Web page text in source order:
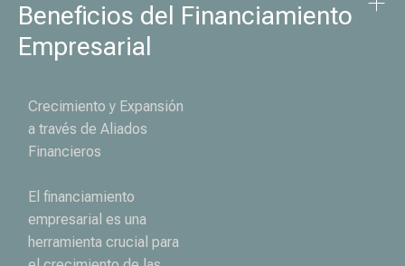
Beneficios del Financiamiento
Empresarial
Crecimiento y Expansión
a través de Aliados
Financieros
El financiamiento
empresarial es una
herramienta crucial para